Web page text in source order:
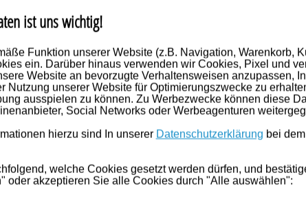
ist uns wichtig!
Funktion unserer Website (z.B. Navigation, Warenkorb,
ein. Darüber hinaus verwenden wir Cookies, Pixel und
Website an bevorzugte Verhaltensweisen anzupassen,
Nutzung unserer Website für Optimierungszwecke zu
ausspielen zu können. Zu Werbezwecke können diese
Social Networks oder Werbeagenturen
hierzu sind In unserer Datenschutzerklärung bei
welche Cookies gesetzt werden dürfen, und
oder akzeptieren Sie alle Cookies durch "Alle auswählen":
(1 %) aus Spitzwegerich, Eibisch, Pfefferminze, Thymian, Salbei,
Malve und Andorn; Farbstoff (Zuckerkulör), Süßungsmittel
kcal), Eiweiss 0g, Kohlenhydrate 98g davon: Zucker 0g, mehrwertige